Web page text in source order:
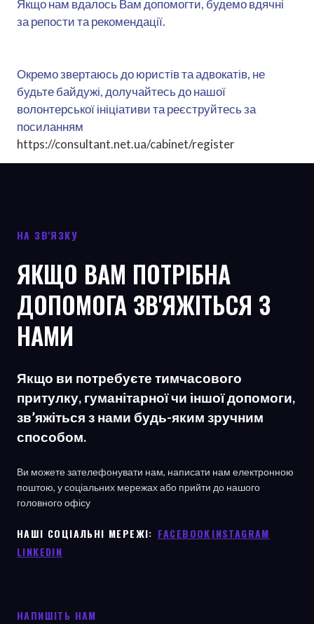
Якщо нам вдалось Вам допомогти, будемо вдячні
за репости та рекомендації.
Окремо звертаюсь до юристів та адвокатів, не
будьте байдужі, долучайтесь до нашої
волонтерської ініціативи та реєструйтесь за
посиланням
https://consultant.net.ua/cabinet/register
НА ЗВ'ЯЗКУ
ЯКЩО ВАМ ПОТРІБНА
ДОПОМОГА ЗВ'ЯЖІТЬСЯ З
НАМИ
Якщо ви потребуєте тимчасового
притулку, гуманітарної чи іншої допомоги,
зв’яжіться з нами будь-яким зручним
способом.
Ви можете зателефонувати нам, написати нам електронною
поштою, у соціальних мережах або прийти до нашого
головного офісу
НАШІ СОЦІАЛЬНІ МЕРЕЖІ: ㅤ FACEBOOKINSTAGRAM
LINKEDIN
НАПИШІТЬ НАМ